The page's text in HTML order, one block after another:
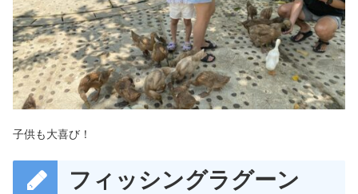
子供も大喜び！
フィッシングラグーン